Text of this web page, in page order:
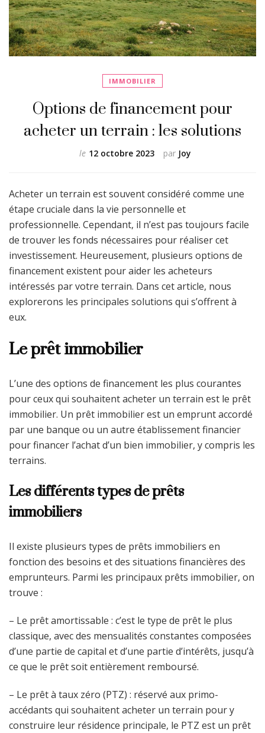
IMMOBILIER
Options de financement pour
acheter un terrain : les solutions
par Joy
le 12 octobre 2023
Acheter un terrain est souvent considéré comme une
étape cruciale dans la vie personnelle et
professionnelle. Cependant, il n’est pas toujours facile
de trouver les fonds nécessaires pour réaliser cet
investissement. Heureusement, plusieurs options de
financement existent pour aider les acheteurs
intéressés par votre terrain. Dans cet article, nous
explorerons les principales solutions qui s’offrent à
eux.
Le prêt immobilier
L’une des options de financement les plus courantes
pour ceux qui souhaitent acheter un terrain est le prêt
immobilier. Un prêt immobilier est un emprunt accordé
par une banque ou un autre établissement financier
pour financer l’achat d’un bien immobilier, y compris les
terrains.
Les différents types de prêts
immobiliers
Il existe plusieurs types de prêts immobiliers en
fonction des besoins et des situations financières des
emprunteurs. Parmi les principaux prêts immobilier, on
trouve :
– Le prêt amortissable : c’est le type de prêt le plus
classique, avec des mensualités constantes composées
d’une partie de capital et d’une partie d’intérêts, jusqu’à
ce que le prêt soit entièrement remboursé.
– Le prêt à taux zéro (PTZ) : réservé aux primo-
accédants qui souhaitent acheter un terrain pour y
construire leur résidence principale, le PTZ est un prêt